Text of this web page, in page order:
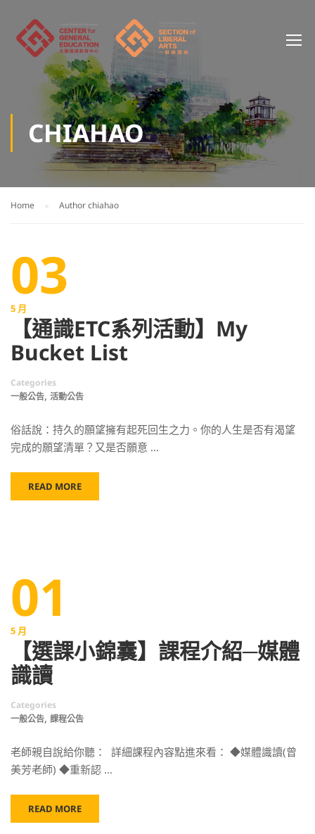
CHIAHAO
Home Author chiahao
03
5 月
【通識ETC系列活動】My
Bucket List
Categories
一般公告, 活動公告
俗話說：持久的願望擁有起死回生之力。你的人生是否有渴望
完成的願望清單？又是否願意 …
READ MORE
01
5 月
【選課小錦囊】課程介紹─媒體
識讀
Categories
一般公告, 課程公告
老師親自說給你聽： 詳細課程內容點進來看： ◆媒體識讀(曾
美芳老師) ◆重新認 …
READ MORE